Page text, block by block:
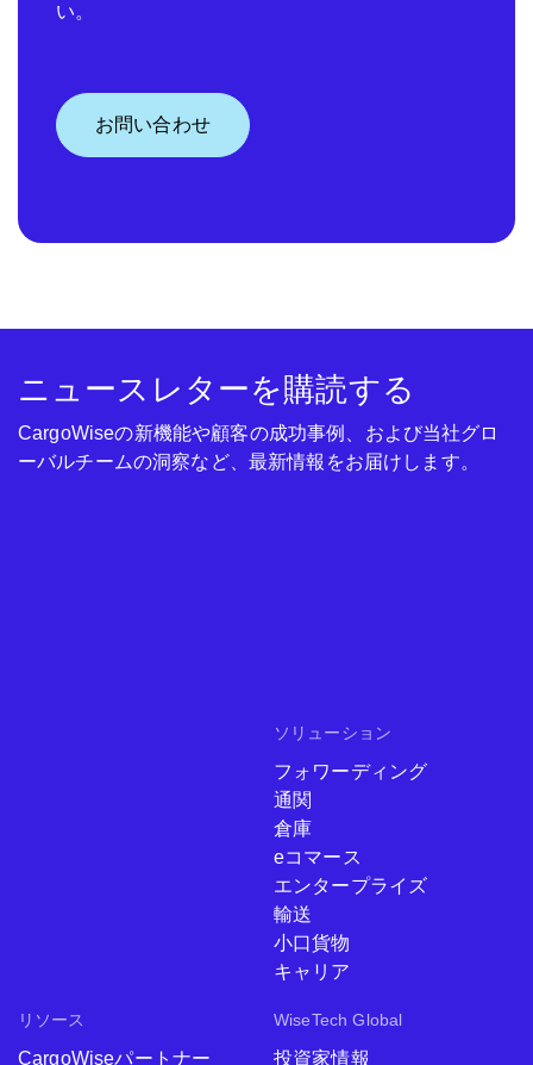
い。
お問い合わせ
ソリューション
フォワーディング
通関
倉庫
eコマース
エンタープライズ
輸送
小口貨物
キャリア
リソース
CargoWiseパートナー
WiseTech Global
投資家情報
ニュースレターを購読する
CargoWiseの新機能や顧客の成功事例、および当社グロ
ーバルチームの洞察など、最新情報をお届けします。